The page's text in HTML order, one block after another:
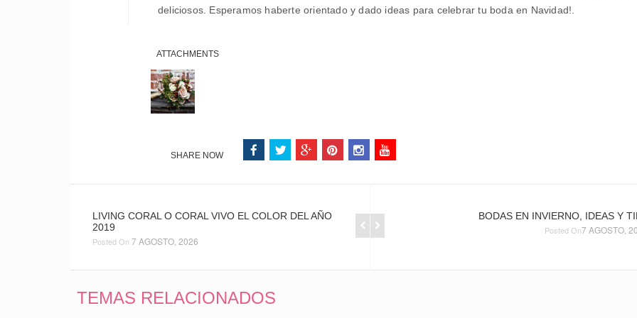
deliciosos. Esperamos haberte orientado y dado ideas para celebrar tu boda en Navidad!.
ATTACHMENTS
SHARE NOW
LIVING CORAL O CORAL VIVO EL COLOR DEL AÑO
2019
Posted On 7 AGOSTO, 2026
BODAS EN INVIERNO, IDEAS Y
Posted On7 AGOSTO,
TEMAS RELACIONADOS